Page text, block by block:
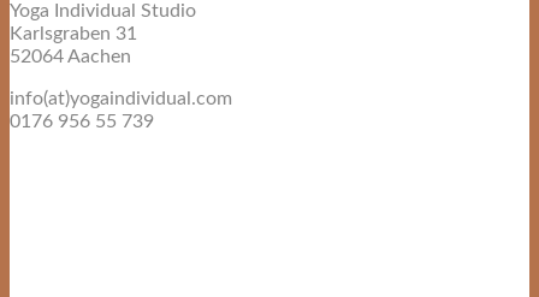
Yoga Individual Studio
Karlsgraben 31
52064 Aachen
info(at)yogaindividual.com
0176 956 55 739